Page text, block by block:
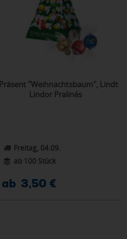
Präsent "Weihnachtsbaum", Lindt
Lindor Pralinés
Freitag, 04.09.
ab 100 Stück
ab 3,50 €